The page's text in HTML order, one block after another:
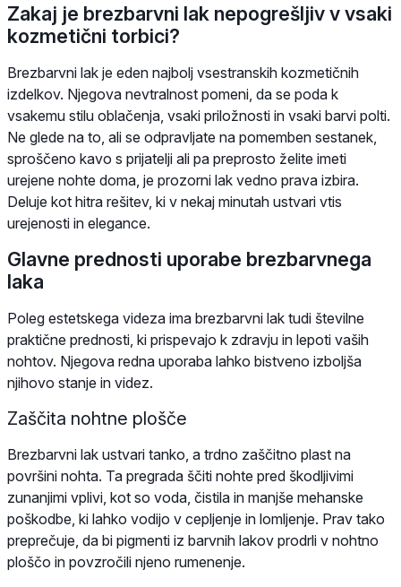
Zakaj je brezbarvni lak nepogrešljiv v vsaki
kozmetični torbici?
Brezbarvni lak je eden najbolj vsestranskih kozmetičnih
izdelkov. Njegova nevtralnost pomeni, da se poda k
vsakemu stilu oblačenja, vsaki priložnosti in vsaki barvi polti.
Ne glede na to, ali se odpravljate na pomemben sestanek,
sproščeno kavo s prijatelji ali pa preprosto želite imeti
urejene nohte doma, je prozorni lak vedno prava izbira.
Deluje kot hitra rešitev, ki v nekaj minutah ustvari vtis
urejenosti in elegance.
Glavne prednosti uporabe brezbarvnega
laka
Poleg estetskega videza ima brezbarvni lak tudi številne
praktične prednosti, ki prispevajo k zdravju in lepoti vaših
nohtov. Njegova redna uporaba lahko bistveno izboljša
njihovo stanje in videz.
Zaščita nohtne plošče
Brezbarvni lak ustvari tanko, a trdno zaščitno plast na
površini nohta. Ta pregrada ščiti nohte pred škodljivimi
zunanjimi vplivi, kot so voda, čistila in manjše mehanske
poškodbe, ki lahko vodijo v cepljenje in lomljenje. Prav tako
preprečuje, da bi pigmenti iz barvnih lakov prodrli v nohtno
ploščo in povzročili njeno rumenenje.